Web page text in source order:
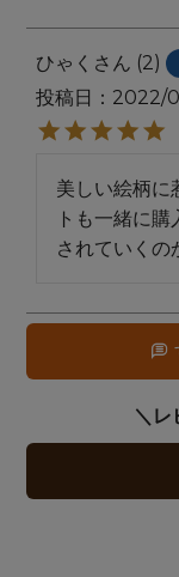
ひゃく 2
投稿日
2022/
美しい絵柄に
トも一緒に
されていくの